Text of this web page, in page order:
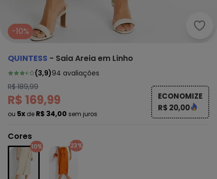
-10%
QUINTESS - Saia Areia em Linho
(3,9)94 avaliações
R$ 189,99
R$ 169,99
ou 5x de R$ 34,00 sem juros
ECONOMIZE
R$ 20,00
Cores
10% 23%